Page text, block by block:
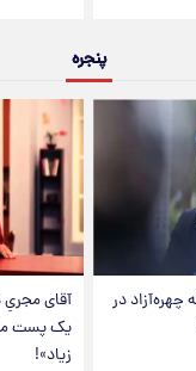
پنجره
چهره‌آزاد در
آقای مجریِ
یک پست
زیاد»!